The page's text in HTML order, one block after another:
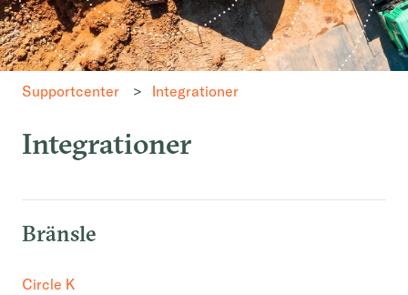
Supportcenter Integrationer
Integrationer
Bränsle
Circle K